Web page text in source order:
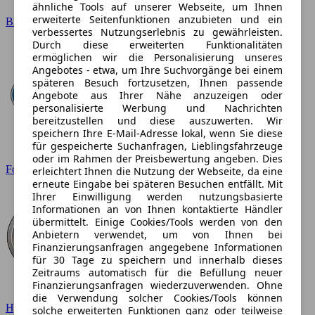
BMW
Ford
Hyundai
ähnliche Tools auf unserer Webseite, um Ihnen
erweiterte Seitenfunktionen anzubieten und ein
verbessertes Nutzungserlebnis zu gewährleisten.
Durch diese erweiterten Funktionalitäten
ermöglichen wir die Personalisierung unseres
Angebotes - etwa, um Ihre Suchvorgänge bei einem
späteren Besuch fortzusetzen, Ihnen passende
Angebote aus Ihrer Nähe anzuzeigen oder
personalisierte Werbung und Nachrichten
bereitzustellen und diese auszuwerten. Wir
speichern Ihre E-Mail-Adresse lokal, wenn Sie diese
für gespeicherte Suchanfragen, Lieblingsfahrzeuge
oder im Rahmen der Preisbewertung angeben. Dies
erleichtert Ihnen die Nutzung der Webseite, da eine
erneute Eingabe bei späteren Besuchen entfällt. Mit
Ihrer Einwilligung werden nutzungsbasierte
Informationen an von Ihnen kontaktierte Händler
übermittelt. Einige Cookies/Tools werden von den
Anbietern verwendet, um von Ihnen bei
Finanzierungsanfragen angegebene Informationen
für 30 Tage zu speichern und innerhalb dieses
Zeitraums automatisch für die Befüllung neuer
Finanzierungsanfragen wiederzuverwenden. Ohne
die Verwendung solcher Cookies/Tools können
solche erweiterten Funktionen ganz oder teilweise